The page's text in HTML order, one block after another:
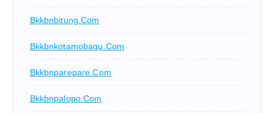
Bkkbnbitung.com
Bkkbnkotamobagu.com
Bkkbnparepare.com
Bkkbnpalopo.com